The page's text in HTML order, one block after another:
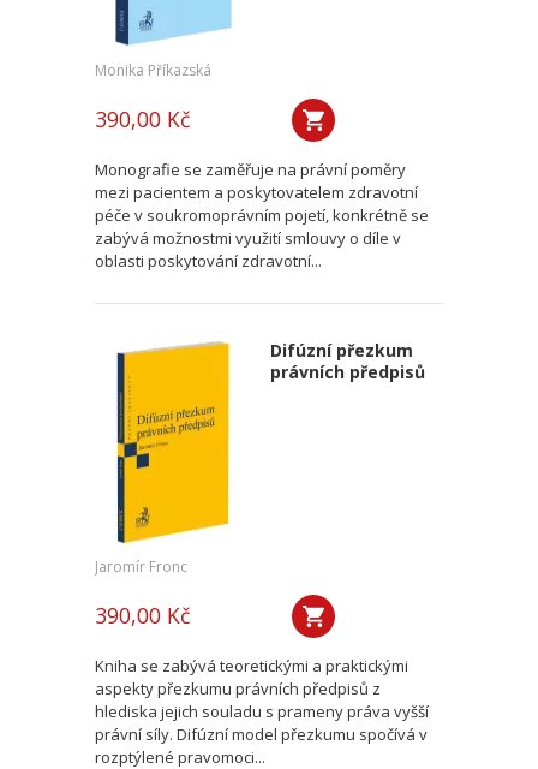
Monika Příkazská
390,00 Kč
Monografie se zaměřuje na právní poměry
mezi pacientem a poskytovatelem zdravotní
péče v soukromoprávním pojetí, konkrétně se
zabývá možnostmi využití smlouvy o díle v
oblasti poskytování zdravotní...
Difúzní přezkum
právních předpisů
Jaromír Fronc
390,00 Kč
Kniha se zabývá teoretickými a praktickými
aspekty přezkumu právních předpisů z
hlediska jejich souladu s prameny práva vyšší
právní síly. Difúzní model přezkumu spočívá v
rozptýlené pravomoci...